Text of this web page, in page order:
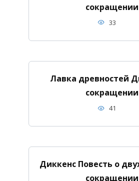
сокращении
33
Лавка древностей
сокращении
41
Диккенс Повесть о
сокращении